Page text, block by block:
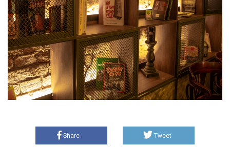
Share Tweet